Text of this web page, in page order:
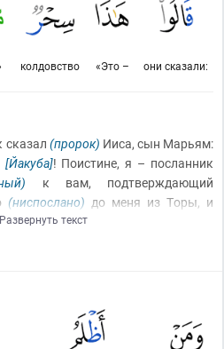
они сказали:
«Это –
колдовство
сказал (пророк) Ииса, сын Марьям:
[Йакуба]! Поистине, я – посланник
к вам, подтверждающий
(ниспослано) до меня из Торы, и
который придёт после
Развернуть текст